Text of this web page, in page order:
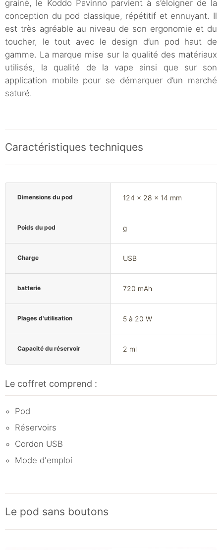
grainé, le Koddo Pavinno parvient à s’éloigner de la
conception du pod classique, répétitif et ennuyant. Il
est très agréable au niveau de son ergonomie et du
toucher, le tout avec le design d’un pod haut de
gamme. La marque mise sur la qualité des matériaux
utilisés, la qualité de la vape ainsi que sur son
application mobile pour se démarquer d’un marché
saturé.
Caractéristiques techniques
Dimensions du pod 124 x 28 x 14 mm
Poids du pod g
Charge USB
batterie 720 mAh
Plages d'utilisation 5 à 20 W
Capacité du réservoir 2 ml
Le coffret comprend :
Pod
Réservoirs
Cordon USB
Mode d'emploi
Le pod sans boutons